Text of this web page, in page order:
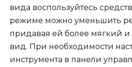
вида воспользуйтесь
режиме можно уменьшить
придавая ей более мягкий и
вид. При необходимости
инструмента в панели